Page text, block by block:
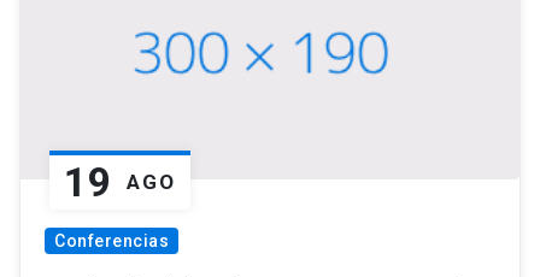
19 AGO
Conferencias